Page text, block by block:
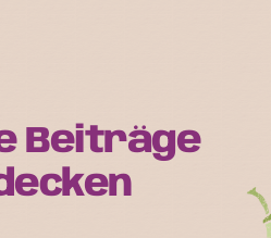
Beiträge